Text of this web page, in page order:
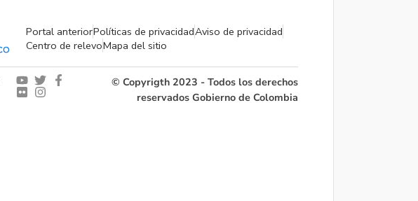
Portal anteriorPolíticas de privacidadAviso de privacidad
Centro de relevoMapa del sitio
© Copyrigth 2023 - Todos los derechos
reservados Gobierno de Colombia